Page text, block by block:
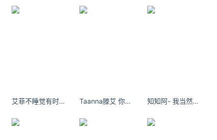
上好的五花肉切薄片，再 配上干黄花，鹿角菜。
艾菲不睡觉有时候是不是不在乎了，也就是不在乎了? Taanna滕艾 你们有没有幻想过自己穿白纱的样子？ 知知阿- 我当然会很开心 ​​​​